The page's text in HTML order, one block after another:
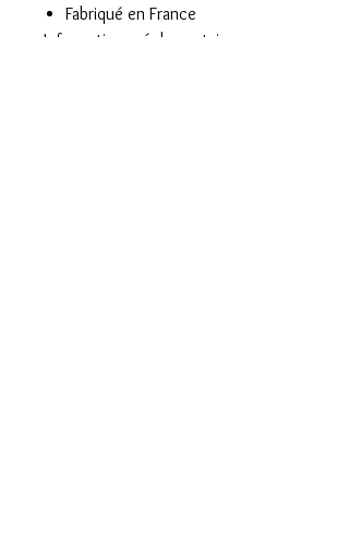
Fabriqué en France
Informations réglementaires